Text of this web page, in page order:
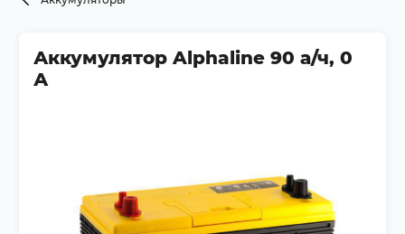
Аккумулятор Alphaline 90 а/ч, 0
А